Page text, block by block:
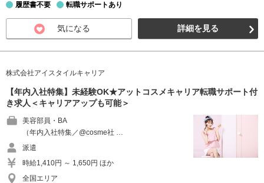
履歴書不要 転職サポートあり
気になる 詳細を見る
株式会社アイスタイルキャリア
【年内入社特集】未経験OK★アットコスメキャリア転職サポート付
き求人＜キャリアアップも可能＞
美容部員・BA
（年内入社特集／@cosme社 …
派遣
時給1,410円 ～ 1,650円 ほか
全国エリア